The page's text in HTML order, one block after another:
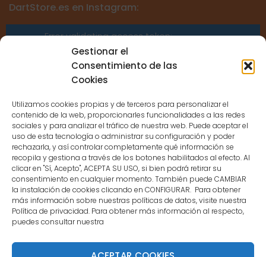
Gestionar el
Consentimiento de las
Cookies
Utilizamos cookies propias y de terceros para personalizar el
contenido de la web, proporcionarles funcionalidades a las redes
sociales y para analizar el tráfico de nuestra web. Puede aceptar el
uso de esta tecnología o administrar su configuración y poder
rechazarla, y así controlar completamente qué información se
recopila y gestiona a través de los botones habilitados al efecto. Al
clicar en "Sí, Acepto", ACEPTA SU USO, si bien podrá retirar su
consentimiento en cualquier momento. También puede CAMBIAR
la instalación de cookies clicando en CONFIGURAR. Para obtener
más información sobre nuestras políticas de datos, visite nuestra
Política de privacidad. Para obtener más información al respecto,
puedes consultar nuestra
DartStore.es en Instagram:
Error validating access token:
Sessions for the user are not allowed
because the user is not a confirmed
CONTACTO
MENÚ PRINCIPAL
MI CUENTA
DOCUMENTACIÓN